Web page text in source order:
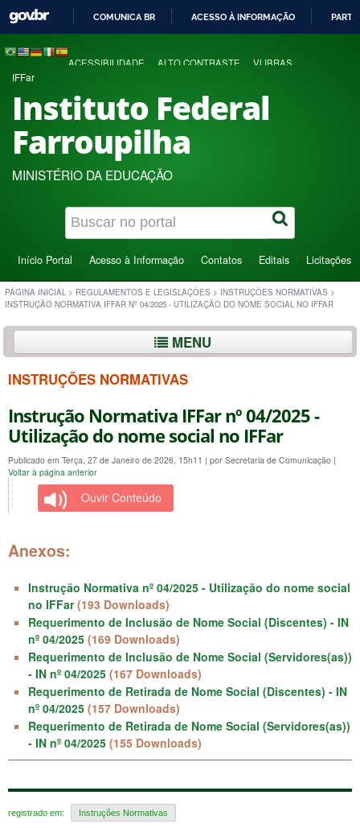
COMUNICA BR ACESSO À INFORMAÇÃO
ACESSIBILIDADE ALTO CONTRASTE VLIBRAS
IFFar
Instituto Federal
Farroupilha
MINISTÉRIO DA EDUCAÇÃO
Início Portal Acesso à Informação Contatos Editais Licitações
PÁGINA INICIAL > REGULAMENTOS E LEGISLAÇÕES > INSTRUÇÕES NORMATIVAS >
INSTRUÇÃO NORMATIVA IFFAR Nº 04/2025 - UTILIZAÇÃO DO NOME SOCIAL NO IFFAR
MENU
INSTRUÇÕES NORMATIVAS
Instrução Normativa IFFar nº 04/2025 -
Utilização do nome social no IFFar
Publicado em Terça, 27 de Janeiro de 2026, 15h11 | por Secretaria de Comunicação |
Voltar à página anterior
Ouvir Conteúdo
Anexos:
Instrução Normativa nº 04/2025 - Utilização do nome social
no IFFar (193 Downloads)
Requerimento de Inclusão de Nome Social (Discentes) - IN
nº 04/2025 (169 Downloads)
Requerimento de Inclusão de Nome Social (Servidores(as))
- IN nº 04/2025 (167 Downloads)
Requerimento de Retirada de Nome Social (Discentes) - IN
nº 04/2025 (157 Downloads)
Requerimento de Retirada de Nome Social (Servidores(as))
- IN nº 04/2025 (155 Downloads)
registrado em: Instruções Normativas